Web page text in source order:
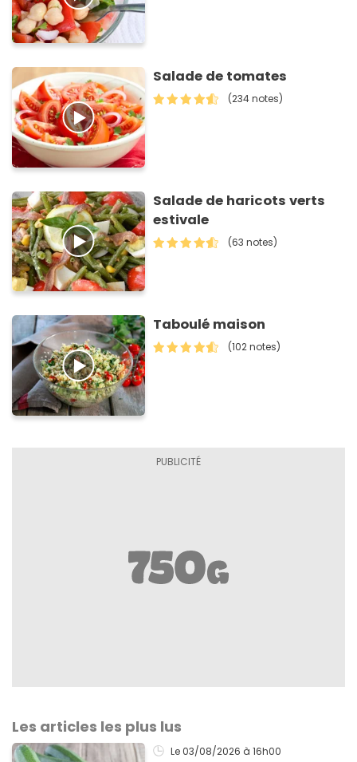
Salade de tomates
(234 notes)
Salade de haricots verts
estivale
(63 notes)
Taboulé maison
(102 notes)
Les articles les plus lus
Le 03/08/2026 à 16h00